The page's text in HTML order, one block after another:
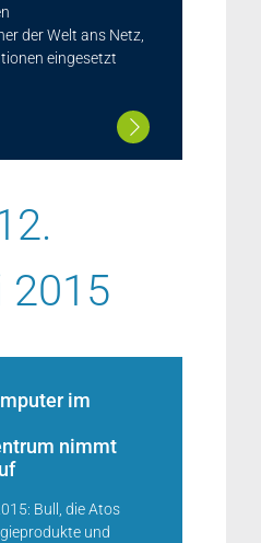
der Welt ans Netz,
eingesetzt
2015
im
nimmt
Bull, die Atos
und